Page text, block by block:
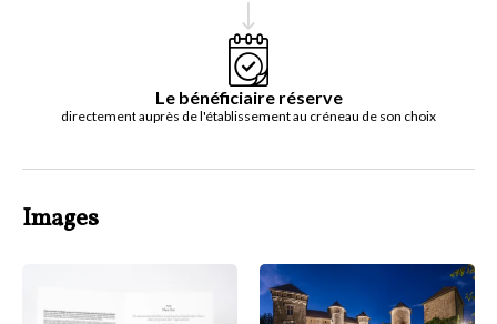
Le bénéficiaire réserve
directement auprès de l'établissement au créneau de son choix
Images